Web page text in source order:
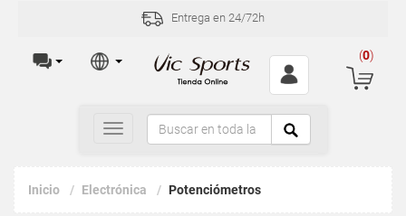
Entrega en 24/72h
(0)
Toggle
navigation
Inicio Electrónica Potenciómetros